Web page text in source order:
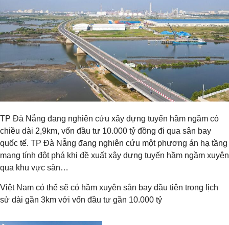
TP Đà Nẵng đang nghiên cứu xây dựng tuyến hầm ngầm có
chiều dài 2,9km, vốn đầu tư 10.000 tỷ đồng đi qua sân bay
quốc tế. TP Đà Nẵng đang nghiên cứu một phương án hạ tầng
mang tính đột phá khi đề xuất xây dựng tuyến hầm ngầm xuyên
qua khu vực sân…
Việt Nam có thể sẽ có hầm xuyên sân bay đầu tiên trong lịch
sử dài gần 3km với vốn đầu tư gần 10.000 tỷ